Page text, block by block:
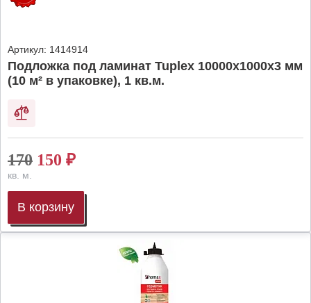
Артикул: 1414914
Подложка под ламинат Tuplex 10000x1000x3 мм
(10 м² в упаковке), 1 кв.м.
170 150 ₽
кв. м.
В корзину